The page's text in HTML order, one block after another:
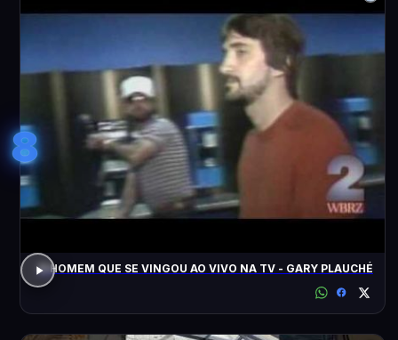
8
O HOMEM QUE SE VINGOU AO VIVO NA TV - GARY PLAUCHÉ